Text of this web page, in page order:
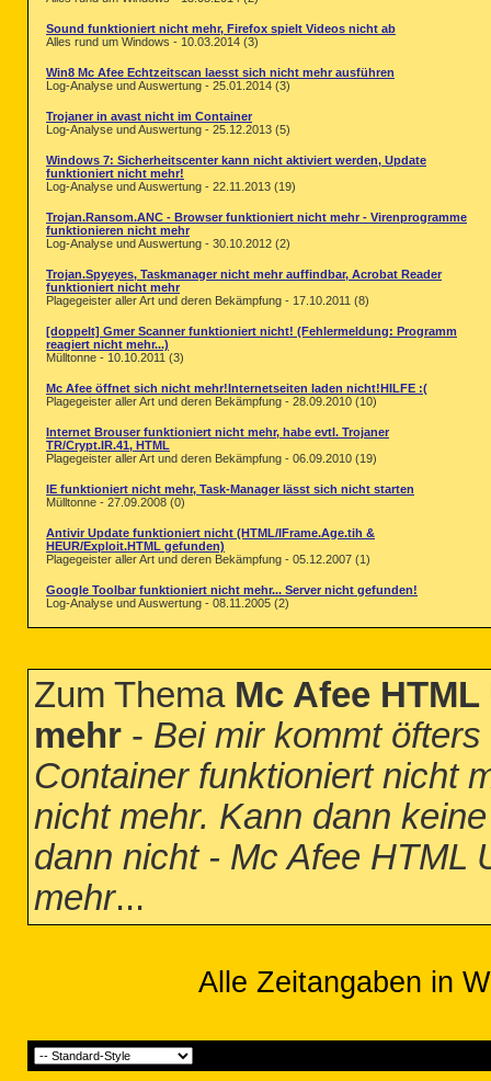
Sound funktioniert nicht mehr, Firefox spielt Videos nicht ab
Alles rund um Windows - 10.03.2014 (3)
Win8 Mc Afee Echtzeitscan laesst sich nicht mehr ausführen
Log-Analyse und Auswertung - 25.01.2014 (3)
Trojaner in avast nicht im Container
Log-Analyse und Auswertung - 25.12.2013 (5)
Windows 7: Sicherheitscenter kann nicht aktiviert werden, Update
funktioniert nicht mehr!
Log-Analyse und Auswertung - 22.11.2013 (19)
Trojan.Ransom.ANC - Browser funktioniert nicht mehr - Virenprogramme
funktionieren nicht mehr
Log-Analyse und Auswertung - 30.10.2012 (2)
Trojan.Spyeyes, Taskmanager nicht mehr auffindbar, Acrobat Reader
funktioniert nicht mehr
Plagegeister aller Art und deren Bekämpfung - 17.10.2011 (8)
[doppelt] Gmer Scanner funktioniert nicht! (Fehlermeldung: Programm
reagiert nicht mehr...)
Mülltonne - 10.10.2011 (3)
Mc Afee öffnet sich nicht mehr!Internetseiten laden nicht!HILFE :(
Plagegeister aller Art und deren Bekämpfung - 28.09.2010 (10)
Internet Brouser funktioniert nicht mehr, habe evtl. Trojaner
TR/Crypt.IR.41, HTML
Plagegeister aller Art und deren Bekämpfung - 06.09.2010 (19)
IE funktioniert nicht mehr, Task-Manager lässt sich nicht starten
Mülltonne - 27.09.2008 (0)
Antivir Update funktioniert nicht (HTML/IFrame.Age.tih &
HEUR/Exploit.HTML gefunden)
Plagegeister aller Art und deren Bekämpfung - 05.12.2007 (1)
Google Toolbar funktioniert nicht mehr... Server nicht gefunden!
Log-Analyse und Auswertung - 08.11.2005 (2)
Zum Thema Mc Afee
mehr - Bei mir kommt
Container funktioniert nicht
nicht mehr. Kann dann
dann nicht - Mc Afee HTML
mehr...
Alle Zeitangaben in